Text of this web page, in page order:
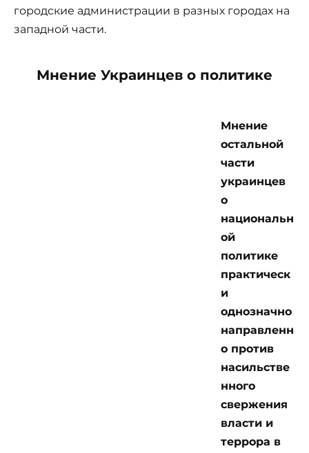
городские администрации в разных городах на
западной части.
Мнение Украинцев о политике
Мнение
остальной
части
украинцев
о
национальн
ой
политике
практическ
и
однозначно
направленн
о против
насильстве
нного
свержения
власти и
террора в